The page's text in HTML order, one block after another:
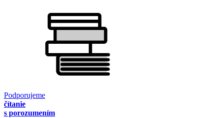
Podporujeme
čítanie
s porozumením